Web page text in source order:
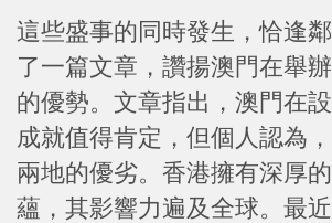
這些盛事的同時發生，恰逢
了一篇文章，讚揚澳門在舉
的優勢。文章指出，澳門在
成就值得肯定，但個人認為
兩地的優劣。香港擁有深厚
蘊，其影響力遍及全球。最